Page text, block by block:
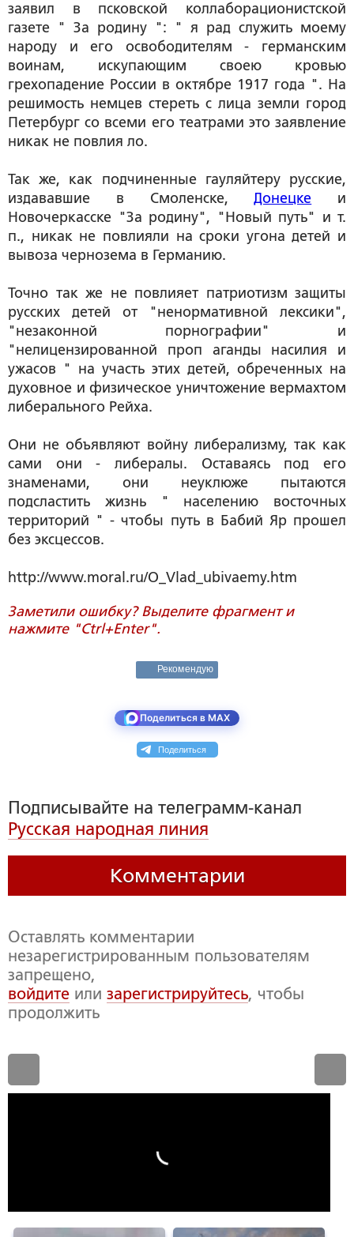
заявил в псковской коллаборационистской
газете " За родину ": " я рад служить моему
народу и его освободителям - германским
воинам, искупающим своею кровью
грехопадение России в октябре 1917 года ". На
решимость немцев стереть с лица земли город
Петербург со всеми его театрами это заявление
никак не повлия ло.
Так же, как подчиненные гауляйтеру русские,
издававшие в Смоленске,Донецке и
Новочеркасске "За родину", "Новый путь" и т.
п., никак не повлияли на сроки угона детей и
вывоза чернозема в Германию.
Точно так же не повлияет патриотизм защиты
русских детей от "ненормативной лексики",
"незаконной порнографии" и
"нелицензированной проп аганды насилия и
ужасов " на участь этих детей, обреченных на
духовное и физическое уничтожение вермахтом
либерального Рейха.
Они не объявляют войну либерализму, так как
сами они - либералы. Оставаясь под его
знаменами, они неуклюже пытаются
подсластить жизнь " населению восточных
территорий " - чтобы путь в Бабий Яр прошел
без эксцессов.
http://www.moral.ru/O_Vlad_ubivaemy.htm
Заметили ошибку? Выделите фрагмент и
нажмите "Ctrl+Enter".
Рекомендую
Поделиться в MAX
Поделиться
Подписывайте на телеграмм-канал
Русская народная линия
Комментарии
Оставлять комментарии
незарегистрированным пользователям
запрещено,
войдите или зарегистрируйтесь, чтобы
продолжить